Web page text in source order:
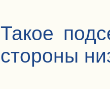
Такое
стороны